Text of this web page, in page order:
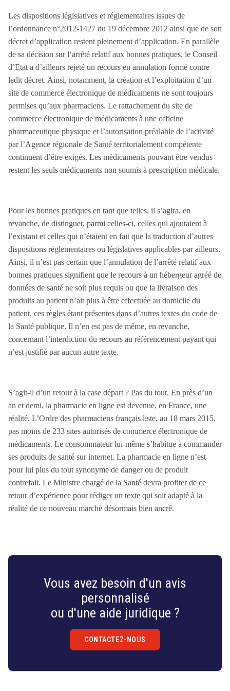
Les dispositions législatives et réglementaires issues de
l’ordonnance n°2012-1427 du 19 décembre 2012 ainsi que de son
décret d’application restent pleinement d’application. En parallèle
de sa décision sur l‘arrêté relatif aux bonnes pratiques, le Conseil
d’Etat a d’ailleurs rejeté un recours en annulation formé contre
ledit décret. Ainsi, notamment, la création et l’exploitation d’un
site de commerce électronique de médicaments ne sont toujours
permises qu’aux pharmaciens. Le rattachement du site de
commerce électronique de médicaments à une officine
pharmaceutique physique et l’autorisation préalable de l’activité
par l’Agence régionale de Santé territorialement compétente
continuent d’être exigés. Les médicaments pouvant être vendus
restent les seuls médicaments non soumis à prescription médicale.
Pour les bonnes pratiques en tant que telles, il s’agira, en
revanche, de distinguer, parmi celles-ci, celles qui ajoutaient à
l’existant et celles qui n’étaient en fait que la traduction d’autres
dispositions réglementaires ou législatives applicables par ailleurs.
Ainsi, il n’est pas certain que l’annulation de l’arrêté relatif aux
bonnes pratiques signifient que le recours à un hébergeur agréé de
données de santé ne soit plus requis ou que la livraison des
produits au patient n’ait plus à être effectuée au domicile du
patient, ces règles étant présentes dans d’autres textes du code de
la Santé publique. Il n’en est pas de même, en revanche,
concernant l’interdiction du recours au référencement payant qui
n’est justifié par aucun autre texte.
S’agit-il d’un retour à la case départ ? Pas du tout. En près d’un
an et demi, la pharmacie en ligne est devenue, en France, une
réalité. L’Ordre des pharmaciens français liste, au 18 mars 2015,
pas moins de 233 sites autorisés de commerce électronique de
médicaments. Le consommateur lui-même s’habitue à commander
ses produits de santé sur internet. La pharmacie en ligne n’est
pour lui plus du tout synonyme de danger ou de produit
contrefait. Le Ministre chargé de la Santé devra profiter de ce
retour d’expérience pour rédiger un texte qui soit adapté à la
réalité de ce nouveau marché désormais bien ancré.
Vous avez besoin d'un avis
personnalisé
ou d'une aide juridique ?
CONTACTEZ-NOUS